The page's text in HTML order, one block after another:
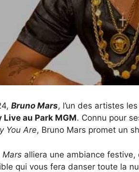
Bruno Mars, l’un des artistes
Live au Park MGM. Connu pour
You Are, Bruno Mars promet un
Mars alliera une ambiance
qui vous fera danser toute la